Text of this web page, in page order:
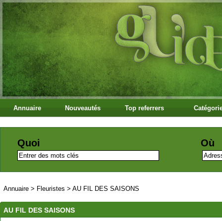
Annuaire Nouveautés Top referrers
Quoi Où
Annuaire > Fleuristes > AU FIL DES SAISONS
AU FIL DES SAISONS